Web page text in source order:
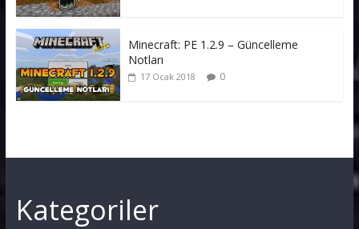
Minecraft: PE 1.2.9 – Güncelleme
Notları
17 Ocak 2018 0
Kategoriler